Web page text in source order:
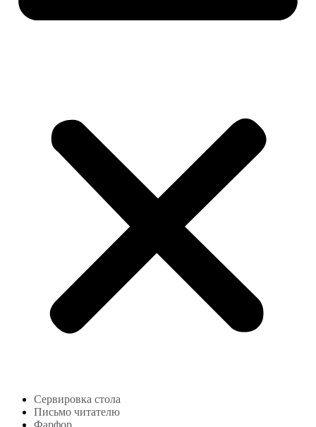
Сервировка стола
Письмо читателю